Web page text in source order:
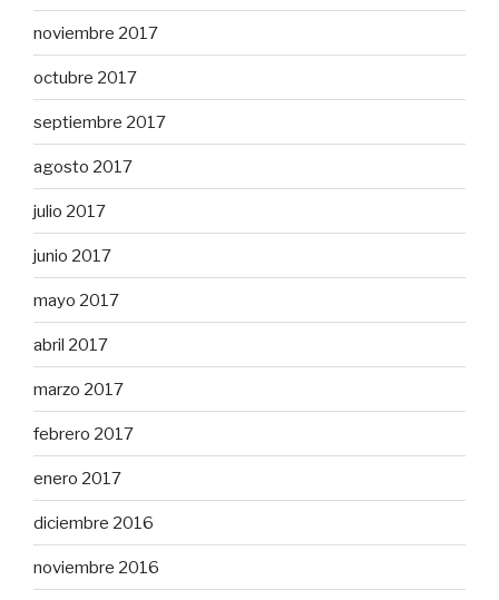
noviembre 2017
octubre 2017
septiembre 2017
agosto 2017
julio 2017
junio 2017
mayo 2017
abril 2017
marzo 2017
febrero 2017
enero 2017
diciembre 2016
noviembre 2016